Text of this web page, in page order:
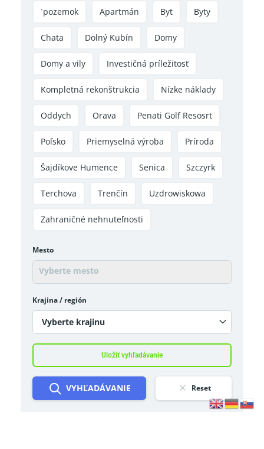
´pozemok Apartmán Byt Byty
Chata Dolný Kubín Domy
Domy a vily Investičná príležitosť
Kompletná rekonštrukcia Nízke náklady
Oddych Orava Penati Golf Resosrt
Poľsko Priemyselná výroba Príroda
Šajdíkove Humence Senica Szczyrk
Terchova Trenčín Uzdrowiskowa
Zahraničné nehnuteľnosti
Mesto
Krajina / región
Vyberte krajinu
Uložiť vyhľadávanie
VYHĽADÁVANIE Reset